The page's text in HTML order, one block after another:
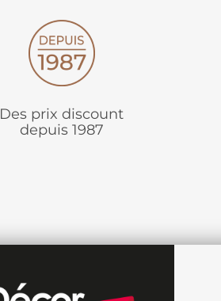
Des prix discount
depuis 1987